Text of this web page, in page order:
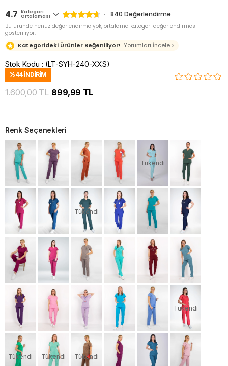
4.7 Kategori
Ortalaması 840 Değerlendirme
Bu üründe henüz değerlendirme yok, ortalama kategori değerlendirmesi
gösteriliyor.
Kategorideki Ürünler Beğeniliyor! Yorumları İncele >
Stok Kodu (LT-SYH-240-XXS)
%44İNDIRIM
1.600,00 TL 899,99 TL
Renk Seçenekleri
Tükendi
Tükendi
Tükendi
Tükendi Tükendi Tükendi